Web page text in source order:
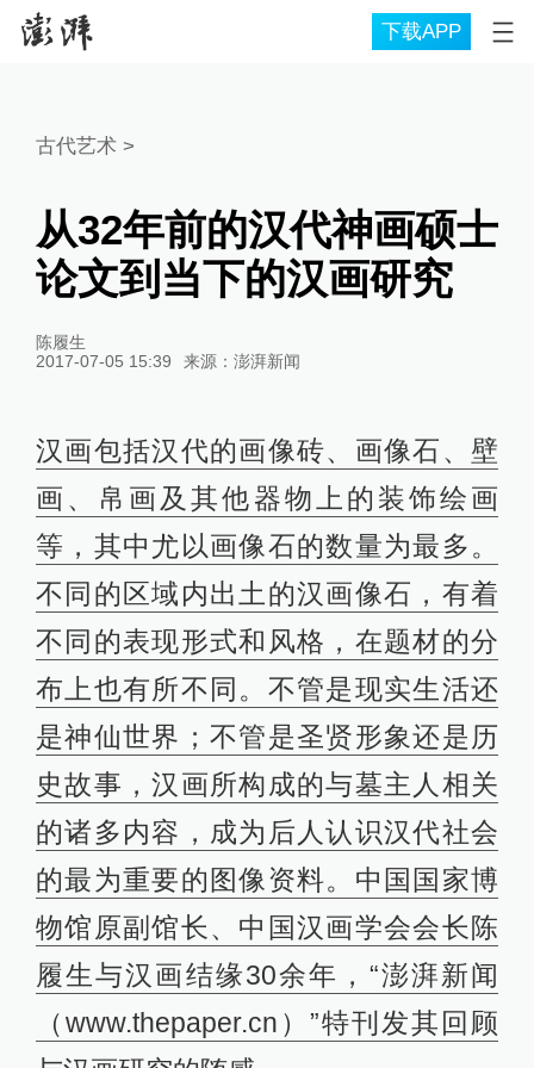
下载APP
古代艺术>
从32年前的汉代神画硕士
论文到当下的汉画研究
陈履生
2017-07-05 15:39
来源： 澎湃新闻
汉画包括汉代的画像砖、画像石、壁
画、帛画及其他器物上的装饰绘画
等，其中尤以画像石的数量为最多。
不同的区域内出土的汉画像石，有着
不同的表现形式和风格，在题材的分
布上也有所不同。不管是现实生活还
是神仙世界；不管是圣贤形象还是历
史故事，汉画所构成的与墓主人相关
的诸多内容，成为后人认识汉代社会
的最为重要的图像资料。中国国家博
物馆原副馆长、中国汉画学会会长陈
履生与汉画结缘30余年，“澎湃新闻
（www.thepaper.cn）”特刊发其回顾